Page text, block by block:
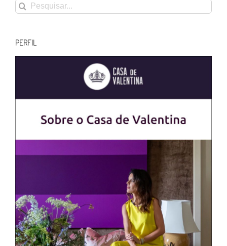
Buscar
resultados
PERFIL